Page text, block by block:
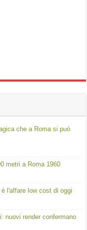
che a Roma si può
metri a Roma 1960
l'affare low cost di oggi
nuovi render confermano